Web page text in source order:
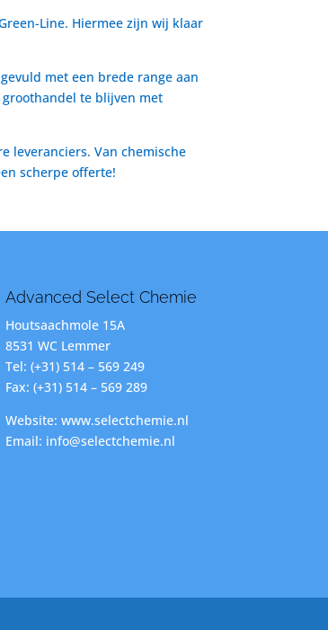
Line. Hiermee zijn wij klaar
met een brede range aan
te blijven met
leveranciers. Van chemische
scherpe offerte!
Advanced Select Chemie
Houtsaachmole 15A
8531 WC Lemmer
Tel: (+31) 514 – 569 249
Fax: (+31) 514 – 569 289
Website: www.selectchemie.nl
Email: info@selectchemie.nl